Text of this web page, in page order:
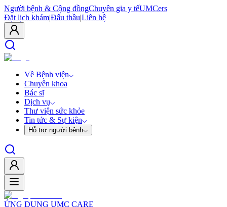
Người bệnh & Cộng đồngChuyên gia y tếUMCers
Đặt lịch khám|Đấu thầu|Liên hệ
Về Bệnh viện
Chuyên khoa
Bác sĩ
Dịch vụ
Thư viện sức khỏe
Tin tức & Sự kiện
Hỗ trợ người bệnh
ỨNG DỤNG UMC CARE